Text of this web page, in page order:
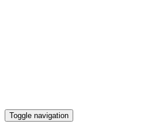
Toggle navigation